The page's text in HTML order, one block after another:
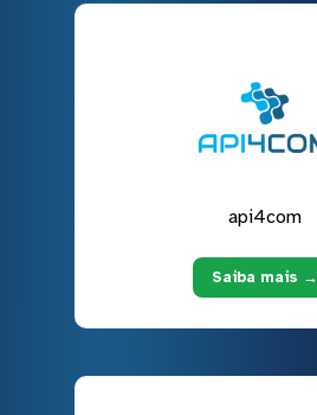
api4com
Saiba mais →